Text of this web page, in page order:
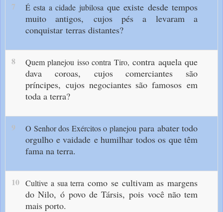
7 É esta a cidade jubilosa que existe desde tempos
muito antigos, cujos pés a levaram a
conquistar terras distantes?
8 Quem planejou isso contra Tiro,contra aquela que
dava coroas, cujos comerciantes são
príncipes, cujos negociantes são famososem
toda a terra?
9 O Senhor dos Exércitos o planejou para abater todo
orgulho e vaidade e humilhar todos os que têm
fama na terra.
10 Cultive a sua terra como se cultivam as margens
do Nilo,ó povo de Társis,pois você não tem
mais porto.